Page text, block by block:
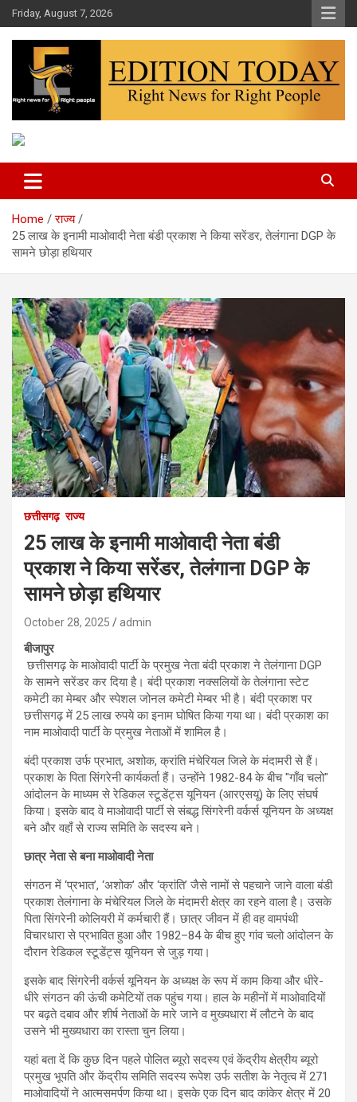
Skip
to
content
Friday, August 7, 2026
Edition Today
Home
राज्य
25 लाख के इनामी माओवादी नेता बंडी प्रकाश ने किया सरेंडर, तेलंगाना DGP के
सामने छोड़ा हथियार
छत्तीसगढ़ राज्य
25 लाख के इनामी माओवादी नेता बंडी
प्रकाश ने किया सरेंडर, तेलंगाना DGP के
सामने छोड़ा हथियार
October 28, 2025 admin
बीजापुर
छत्तीसगढ़ के माओवादी पार्टी के प्रमुख नेता बंदी प्रकाश ने तेलंगाना DGP
के सामने सरेंडर कर दिया है। बंदी प्रकाश नक्सलियों के तेलंगाना स्टेट
कमेटी का मेम्बर और स्पेशल जोनल कमेटी मेम्बर भी है। बंदी प्रकाश पर
छत्तीसगढ़ में 25 लाख रुपये का इनाम घोषित किया गया था। बंदी प्रकाश का
नाम माओवादी पार्टी के प्रमुख नेताओं में शामिल है।
बंदी प्रकाश उर्फ ​​प्रभात, अशोक, क्रांति मंचेरियल जिले के मंदामरी से हैं।
प्रकाश के पिता सिंगरेनी कार्यकर्ता हैं। उन्होंने 1982-84 के बीच "गाँव चलो"
आंदोलन के माध्यम से रेडिकल स्टूडेंट्स यूनियन (आरएसयू) के लिए संघर्ष
किया। इसके बाद वे माओवादी पार्टी से संबद्ध सिंगरेनी वर्कर्स यूनियन के अध्यक्ष
बने और वहाँ से राज्य समिति के सदस्य बने।
छात्र नेता से बना माओवादी नेता
संगठन में ‘प्रभात’, ‘अशोक’ और ‘क्रांति’ जैसे नामों से पहचाने जाने वाला बंडी
प्रकाश तेलंगाना के मंचेरियल जिले के मंदामरी क्षेत्र का रहने वाला है। उसके
पिता सिंगरेनी कोलियरी में कर्मचारी हैं। छात्र जीवन में ही वह वामपंथी
विचारधारा से प्रभावित हुआ और 1982–84 के बीच हुए गांव चलो आंदोलन के
दौरान रेडिकल स्टूडेंट्स यूनियन से जुड़ गया।
इसके बाद सिंगरेनी वर्कर्स यूनियन के अध्यक्ष के रूप में काम किया और धीरे-
धीरे संगठन की ऊंची कमेटियों तक पहुंच गया। हाल के महीनों में माओवादियों
पर बढ़ते दबाव और शीर्ष नेताओं के मारे जाने व मुख्यधारा में लौटने के बाद
उसने भी मुख्यधारा का रास्ता चुन लिया।
यहां बता दें कि कुछ दिन पहले पोलित ब्यूरो सदस्य एवं केंद्रीय क्षेत्रीय ब्यूरो
प्रमुख भूपति और केंद्रीय समिति सदस्य रूपेश उर्फ सतीश के नेतृत्व में 271
माओवादियों ने आत्मसमर्पण किया था। इसके एक दिन बाद कांकेर क्षेत्र में 20